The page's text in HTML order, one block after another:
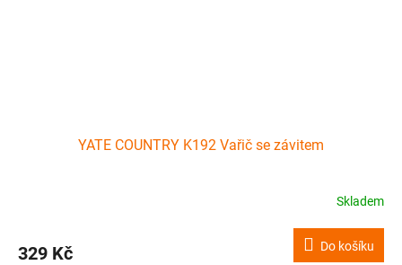
YATE COUNTRY K192 Vařič se závitem
Skladem
329 Kč Do košíku